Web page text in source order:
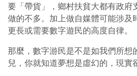
要「帶貨」，鄉村扶貧大都有政府
做的不多。加上做自媒體可能涉及
更長或需要數字遊民的高度自律。
那麼，數字游民是不是如我們所想
兒，你就知道夢想是虛幻的，現實